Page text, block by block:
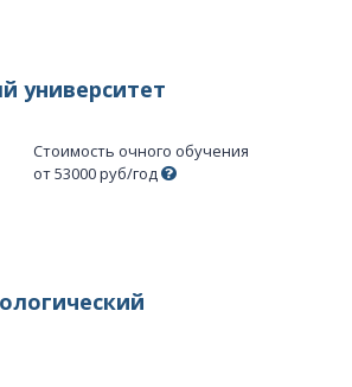
университет
Стоимость очного обучения
от 53000 руб/год